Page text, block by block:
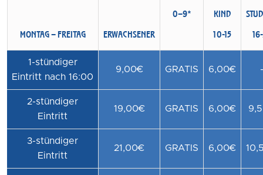
MONTAG – FREITAG ERWACHSENER
0–9*
KIND
10-15
1-stündiger
Eintritt nach 16:00
9,00€ GRATIS 6,00€ -
2-stündiger
Eintritt
19,00€ GRATIS 6,00€
3-stündiger
Eintritt
21,00€ GRATIS 6,00€